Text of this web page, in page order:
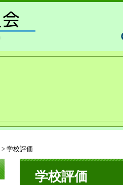
> 学校評価
学校評価